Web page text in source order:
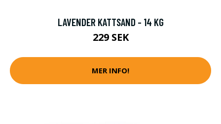
LAVENDER KATTSAND - 14 KG
229 SEK
MER INFO!